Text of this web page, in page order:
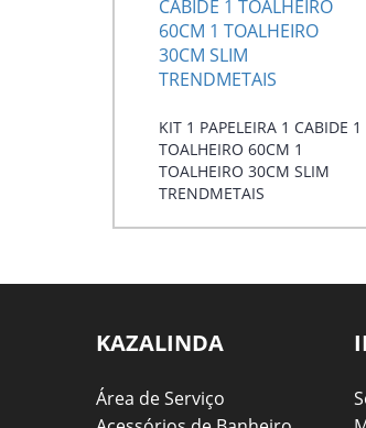
KIT 1 PAPELEIRA 1 CABIDE 1
TOALHEIRO 60CM 1
TOALHEIRO 30CM SLIM
TRENDMETAIS
KAZALINDA
Área de Serviço